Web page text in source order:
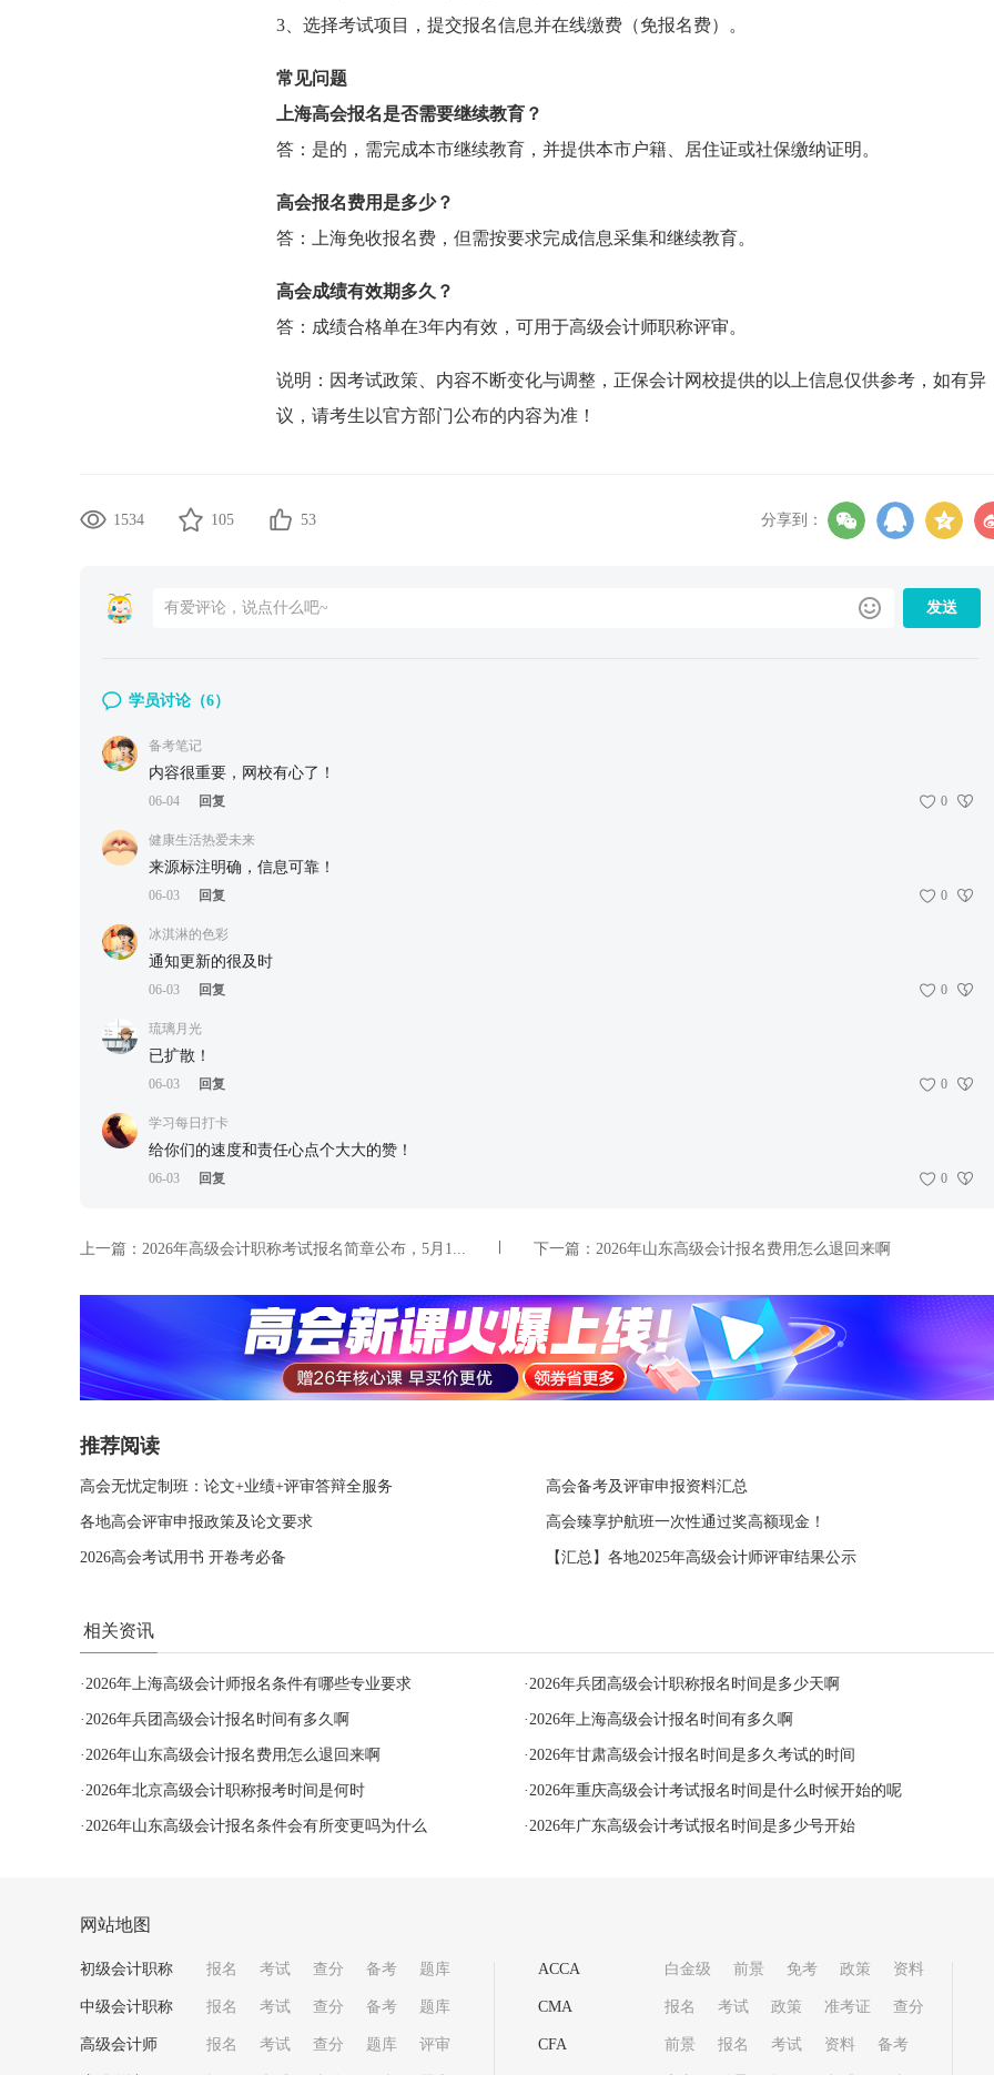
3、选择考试项目，提交报名信息并在线缴费（免报名费）。
常见问题
上海高会报名是否需要继续教育？
答：是的，需完成本市继续教育，并提供本市户籍、居住证或社保缴纳证明。
高会报名费用是多少？
答：上海免收报名费，但需按要求完成信息采集和继续教育。
高会成绩有效期多久？
答：成绩合格单在3年内有效，可用于高级会计师职称评审。
说明：因考试政策、内容不断变化与调整，正保会计网校提供的以上信息仅供参考，如有异
议，请考生以官方部门公布的内容为准！
1534 105 53 分享到：
发送
学员讨论（6）
备考笔记
内容很重要，网校有心了！
06-04 回复 0
健康生活热爱未来
来源标注明确，信息可靠！
06-03 回复 0
冰淇淋的色彩
通知更新的很及时
06-03 回复 0
琉璃月光
已扩散！
06-03 回复 0
学习每日打卡
给你们的速度和责任心点个大大的赞！
06-03 回复 0
上一篇： 2026年高级会计职称考试报名简章公布，5月1... 下一篇： 2026年山东高级会计报名费用怎么退回来啊
推荐阅读
高会无忧定制班：论文+业绩+评审答辩全服务 高会备考及评审申报资料汇总
各地高会评审申报政策及论文要求 高会臻享护航班一次性通过奖高额现金！
2026高会考试用书 开卷考必备 【汇总】各地2025年高级会计师评审结果公示
相关资讯
·2026年上海高级会计师报名条件有哪些专业要求 ·2026年兵团高级会计职称报名时间是多少天啊
·2026年兵团高级会计报名时间有多久啊 ·2026年上海高级会计报名时间有多久啊
·2026年山东高级会计报名费用怎么退回来啊 ·2026年甘肃高级会计报名时间是多久考试的时间
·2026年北京高级会计职称报考时间是何时 ·2026年重庆高级会计考试报名时间是什么时候开始的呢
·2026年山东高级会计报名条件会有所变更吗为什么 ·2026年广东高级会计考试报名时间是多少号开始
网站地图
初级会计职称 报名 考试 查分 备考 题库
中级会计职称 报名 考试 查分 备考 题库
高级会计师 报名 考试 查分 题库 评审
ACCA 白金级 前景 免考 政策 资料
CMA 报名 考试 政策 准考证 查分
CFA 前景 报名 考试 资料 备考